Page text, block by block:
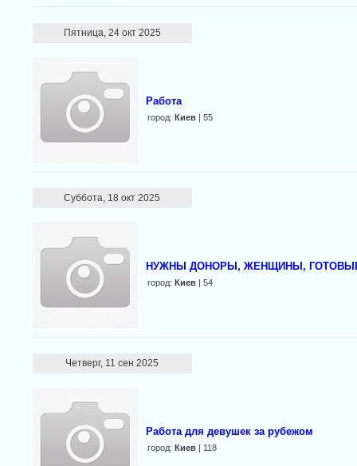
Пятница, 24 окт 2025
Работа
город: Киев| 55
Суббота, 18 окт 2025
НУЖНЫ ДОНОРЫ, ЖЕНЩИНЫ,
город: Киев| 54
Четверг, 11 сен 2025
Работа для девушек за рубежом
город: Киев| 118